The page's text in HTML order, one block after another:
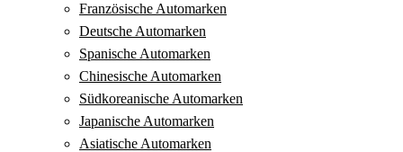
Französische Automarken
Deutsche Automarken
Spanische Automarken
Chinesische Automarken
Südkoreanische Automarken
Japanische Automarken
Asiatische Automarken